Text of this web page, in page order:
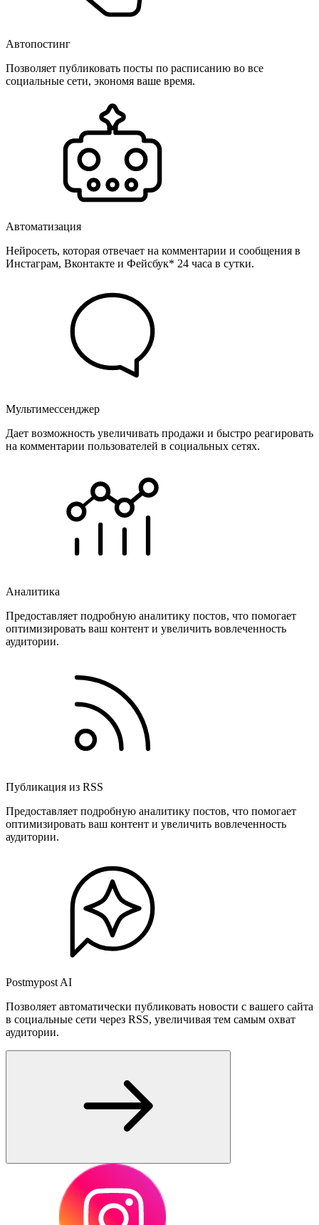
Автопостинг
Позволяет публиковать посты по расписанию во все
социальные сети, экономя ваше время.
Автоматизация
Нейросеть, которая отвечает на комментарии и сообщения в
Инстаграм, Вконтакте и Фейсбук* 24 часа в сутки.
Мультимессенджер
Дает возможность увеличивать продажи и быстро реагировать
на комментарии пользователей в социальных сетях.
Аналитика
Предоставляет подробную аналитику постов, что помогает
оптимизировать ваш контент и увеличить вовлеченность
аудитории.
Публикация из RSS
Предоставляет подробную аналитику постов, что помогает
оптимизировать ваш контент и увеличить вовлеченность
аудитории.
Postmypost AI
Позволяет автоматически публиковать новости с вашего сайта
в социальные сети через RSS, увеличивая тем самым охват
аудитории.